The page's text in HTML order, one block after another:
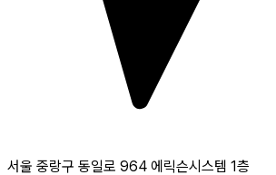
서울 중랑구 동일로 964 에릭슨시스템 1층